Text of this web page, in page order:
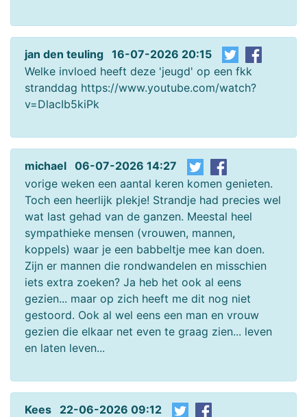
jan den teuling 16-07-2026 20:15
Welke invloed heeft deze 'jeugd' op een fkk
stranddag https://www.youtube.com/watch?
v=DlacIb5kiPk
michael 06-07-2026 14:27
vorige weken een aantal keren komen genieten.
Toch een heerlijk plekje! Strandje had precies wel
wat last gehad van de ganzen. Meestal heel
sympathieke mensen (vrouwen, mannen,
koppels) waar je een babbeltje mee kan doen.
Zijn er mannen die rondwandelen en misschien
iets extra zoeken? Ja heb het ook al eens
gezien... maar op zich heeft me dit nog niet
gestoord. Ook al wel eens een man en vrouw
gezien die elkaar net even te graag zien... leven
en laten leven...
Kees 22-06-2026 09:12